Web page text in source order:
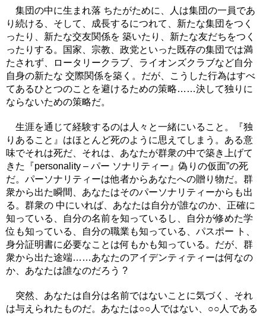
集団の中に生まれ落 ちたがために、人は集団の一員であ
り続ける、そして、成長するにつれて、新たな集団をつく
ったり、新たな交友関係を 築いたり、新たな友だちをつく
ったりする。国家、宗教、政党といった既存の集団では満
たされず、ロータリークラブ、ライオンズクラブなど自分
自身の新たな 交際関係を築く。だが、こうした行為はすべ
てあるひとつのことを避けるための策略……決して独りに
ならないための策略だ。
生涯を通じて経験するのは人々と一緒にいること。『独
りあること』はほとんど死のように思えてしまう。ある意
味でそれは死だ、それは、あなたが群衆の中で築き上げて
きた『personality – パー ソナリティー』偽りの仮面”の死
だ。パーソナリティーは他者からあなたへの贈り物だ。群
衆から出た瞬間、あなたはそのパーソナリティーからも出
る。群衆の 中にいれば、あなたは自分が誰なのか、正確に
知っている、自分の名前を知っているし、自分が修めた学
位も知っている、自分の職業も知っている、パスポー ト、
身分証明書に必要なことは何もかも知っている。だが、群
衆から出た途端……あなたのアイデンティティーは何なの
か、あなたは誰なのだろう ?
突然、あなたは自分は名前ではないことに気づく、それ
は与えられたものだ。あなたは○○人ではない、○○人である